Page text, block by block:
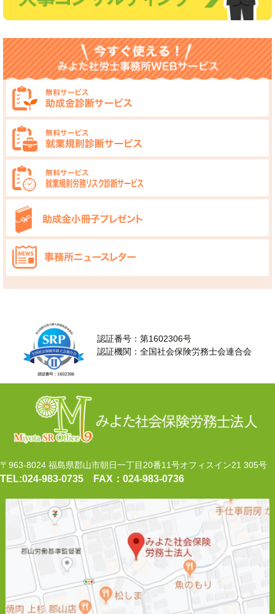
認証番号：第1602306号
認証機関：全国社会保険労務士会連合会
〒963-8024 福島県郡山市朝日一丁目20番11号オフィスイン21 305号
TEL:024‐983‐0735 FAX：024‐983‐0736